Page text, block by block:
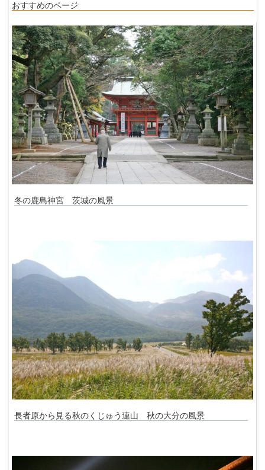
おすすめのページ:
冬の鹿島神宮 茨城の風景
長者原から見る秋のくじゅう連山 秋の大分の風景